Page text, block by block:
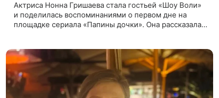
Актриса Нонна Гришаева стала гостьей «Шоу Воли»
и поделилась воспоминаниями о первом дне на
площадке сериала «Папины дочки». Она рассказала,